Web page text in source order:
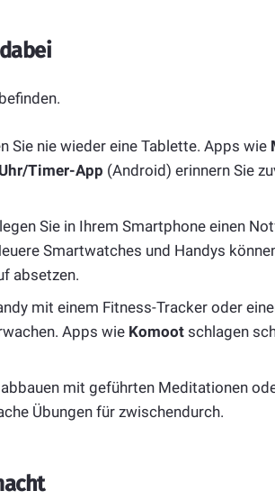
Sie nie wieder eine Tablette. Apps wie
Uhr/Timer-App (Android) erinnern Sie
Sie in Ihrem Smartphone einen
Smartwatches und Handys
absetzen.
mit einem Fitness-Tracker oder
Apps wie Komootschlagen
mit geführten Meditationen
Übungen für zwischendurch.